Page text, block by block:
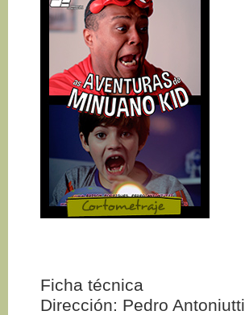
Ficha técnica
Dirección: Pedro Antoniutti